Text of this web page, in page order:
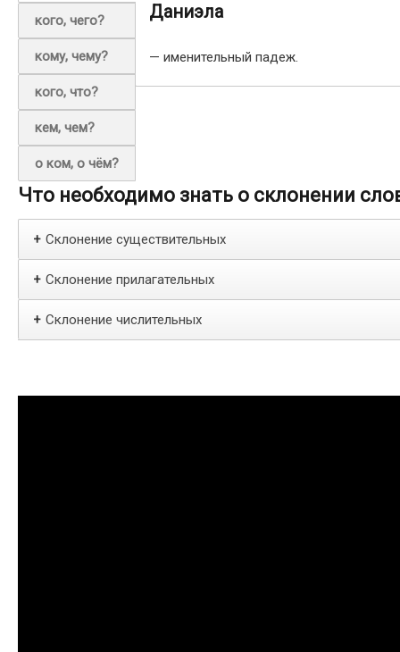
кого, чего?
кому, чему?
кого, что?
кем, чем?
о ком, о чём?
Даниэла
— именительный падеж.
Что необходимо знать о склонении
+ Склонение существительных
+ Склонение прилагательных
+ Склонение числительных